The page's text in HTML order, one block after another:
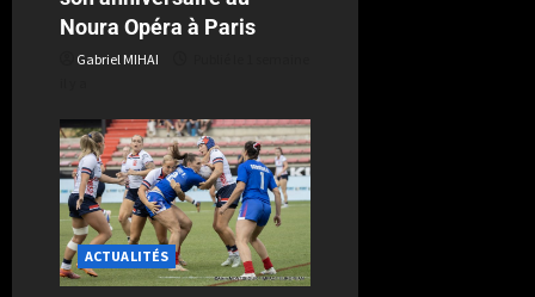
Noura Opéra à Paris
Gabriel MIHAI
ACTUALITÉS